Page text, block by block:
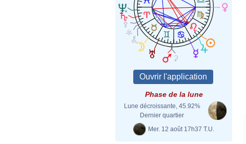
Phase de la lune
Lune décroissante, 45.92%
Dernier quartier
Mer. 12 août 17h37 T.U.